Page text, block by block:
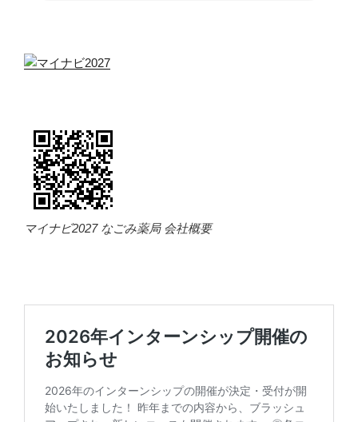
マイナビ2027 なごみ薬局 会社概要